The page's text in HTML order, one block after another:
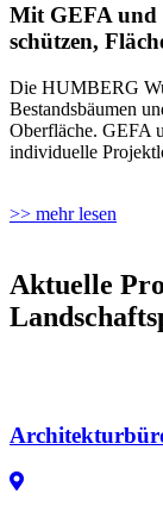
Mit GEFA und
schützen,
Die HUMBERG
Bestandsbäumen
Oberfläche. GEFA
individuelle
>> mehr lesen
Aktuelle